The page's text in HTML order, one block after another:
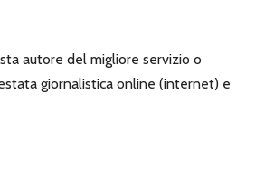
autore del migliore servizio o
giornalistica online (internet) e